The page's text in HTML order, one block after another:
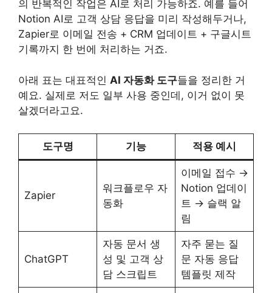
의 반복적인 작업은 AI로 처리 가능하죠. 예를 들어
Notion AI로 고객 상담 응답을 미리 작성해두거나,
Zapier로 이메일 전송 + CRM 업데이트 + 구글시트
기록까지 한 번에 처리하는 거죠.
아래 표는 대표적인 AI 자동화 도구들을 정리한 거
예요. 실제로 저도 일부 사용 중인데, 이거 없이 못
살겠더라고요.
도구명 기능 적용 예시
Zapier
워크플로우 자
동화
이메일 접수 →
Notion 업데이
트 → 슬랙 알
림
ChatGPT
자동 문서 생
성 및 고객 상
담 스크립트
자주 묻는 질
문 자동 응답
템플릿 제작